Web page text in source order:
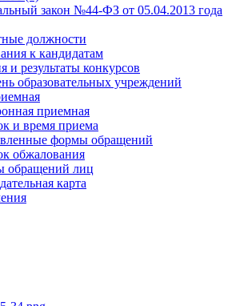
закон №44-ФЗ от 05.04.2013 года
должности
к кандидатам
и результаты конкурсов
образовательных учреждений
приемная
и время приема
формы обращений
обжалования
обращений лиц
карта